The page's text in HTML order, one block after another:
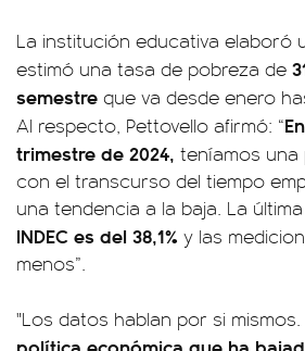
La institución educativa elaboró
estimó una tasa de pobreza de
semestre que va desde enero
Al respecto, Pettovello afirmó: “
trimestre de 2024, teníamos una
con el transcurso del tiempo
una tendencia a la baja. La
INDEC es del 38,1% y las
menos”.
"Los datos hablan por si mismos.